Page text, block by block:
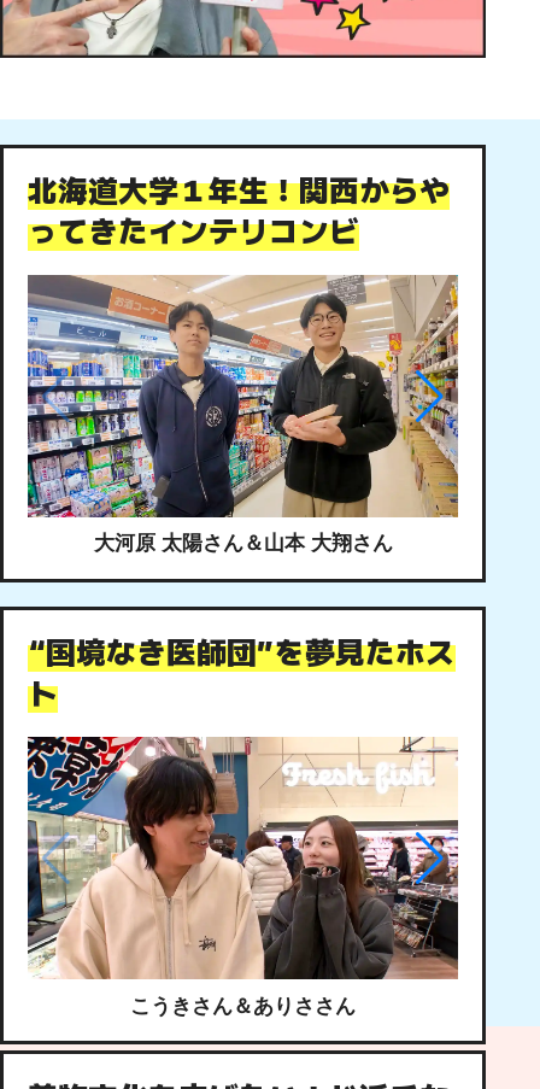
北海道大学１年生！関西からや
ってきたインテリコンビ
大河原 太陽さん＆山本 大翔さん
“国境なき医師団”を夢見たホス
ト
こうきさん＆ありささん